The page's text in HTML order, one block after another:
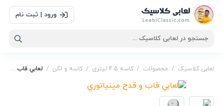
ورود | ثبت نام
لعابی کلاسیک / محصولات / کاسه 4.5 لیتری / کاسه و لگن / لعابي قاب و قدح مينياتوري
دیس و کاسه
قدح,کاسه میوه خوری,لعابي قاب و قدح مينياتوري
میوه خوری,